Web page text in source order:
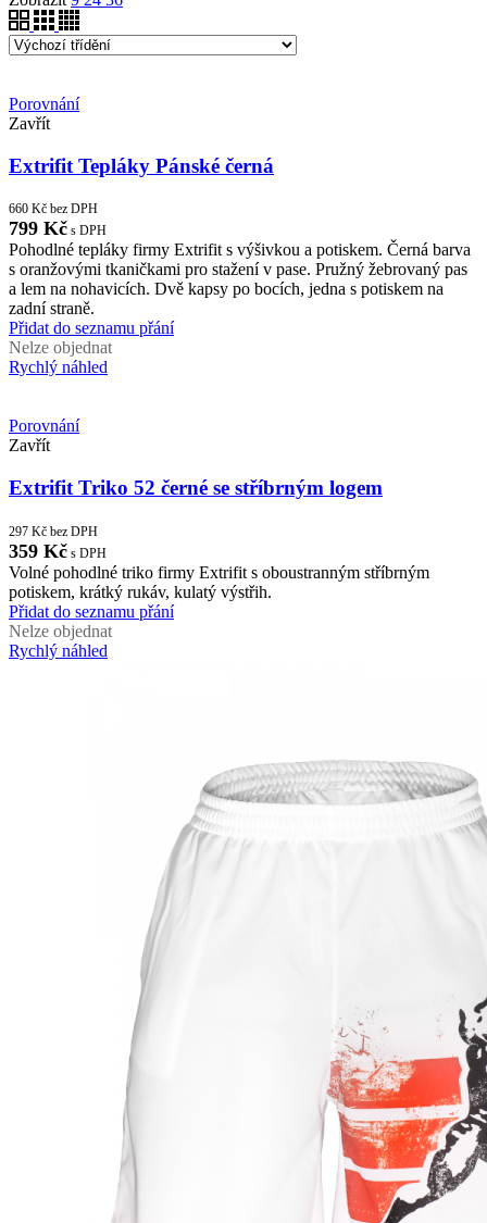
Porovnání
Zavřít
Extrifit Tepláky Pánské černá
660 Kč bez DPH
799 Kč s DPH
Pohodlné tepláky firmy Extrifit s výšivkou a potiskem. Černá barva
s oranžovými tkaničkami pro stažení v pase. Pružný žebrovaný pas
a lem na nohavicích. Dvě kapsy po bocích, jedna s potiskem na
zadní straně.
Přidat do seznamu přání
Nelze objednat
Rychlý náhled
Porovnání
Zavřít
Extrifit Triko 52 černé se stříbrným logem
297 Kč bez DPH
359 Kč s DPH
Volné pohodlné triko firmy Extrifit s oboustranným stříbrným
potiskem, krátký rukáv, kulatý výstřih.
Přidat do seznamu přání
Nelze objednat
Rychlý náhled